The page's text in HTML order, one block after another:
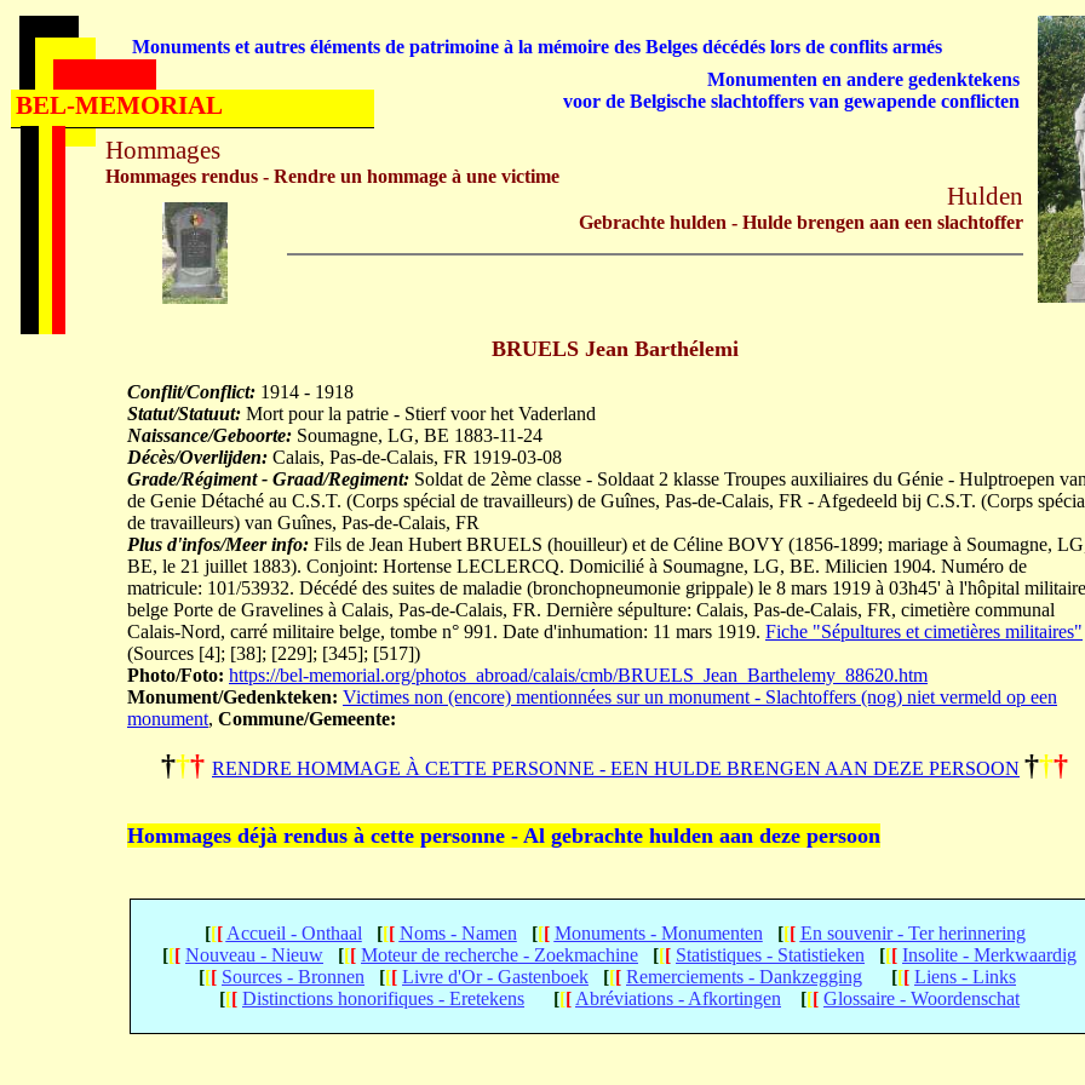
BRUELS Jean Barthélemi
Conflit/Conflict: 1914 - 1918
Statut/Statuut: Mort pour la patrie - Stierf voor het Vaderland
Naissance/Geboorte: Soumagne, LG, BE 1883-11-24
Décès/Overlijden: Calais, Pas-de-Calais, FR 1919-03-08
Grade/Régiment - Graad/Regiment: Soldat de 2ème classe - Soldaat 2 klasse Troupes auxiliaires du Génie - Hulptroepen
de Genie Détaché au C.S.T. (Corps spécial de travailleurs) de Guînes, Pas-de-Calais, FR - Afgedeeld bij C.S.T. (Corps
de travailleurs) van Guînes, Pas-de-Calais, FR
Plus d'infos/Meer info: Fils de Jean Hubert BRUELS (houilleur) et de Céline BOVY (1856-1899; mariage à Soumagne,
BE, le 21 juillet 1883). Conjoint: Hortense LECLERCQ. Domicilié à Soumagne, LG, BE. Milicien 1904. Numéro de
matricule: 101/53932. Décédé des suites de maladie (bronchopneumonie grippale) le 8 mars 1919 à 03h45' à l'hôpital militaire
belge Porte de Gravelines à Calais, Pas-de-Calais, FR. Dernière sépulture: Calais, Pas-de-Calais, FR, cimetière communal
Calais-Nord, carré militaire belge, tombe n° 991. Date d'inhumation: 11 mars 1919. Fiche "Sépultures et cimetières militaires"
(Sources [4]; [38]; [229]; [345]; [517])
Photo/Foto: https://bel-memorial.org/photos_abroad/calais/cmb/BRUELS_Jean_Barthelemy_88620.htm
Monument/Gedenkteken: Victimes non (encore) mentionnées sur un monument - Slachtoffers (nog) niet vermeld op een
monument, Commune/Gemeente:
††† RENDRE HOMMAGE À CETTE PERSONNE - EEN HULDE BRENGEN AAN DEZE PERSOON †††
Hommages déjà rendus à cette personne - Al gebrachte hulden aan deze persoon
[[[ Accueil - Onthaal [[[ Noms - Namen [[[ Monuments - Monumenten [[[ En souvenir - Ter herinnering
[[[ Nouveau - Nieuw [[[ Moteur de recherche - Zoekmachine [[[ Statistiques - Statistieken [[[ Insolite - Merkwaardig
[[[ Sources - Bronnen [[[ Livre d'Or - Gastenboek [[[ Remerciements - Dankzegging [[[ Liens - Links
[[[ Distinctions honorifiques - Eretekens [[[ Abréviations - Afkortingen [[[ Glossaire - Woordenschat
Hommages
Hommages rendus - Rendre un hommage à une victime
Hulden
Gebrachte hulden - Hulde brengen aan een slachtoffer
Monuments et autres éléments de patrimoine à la mémoire des Belges décédés lors de conflits armés
Monumenten en andere gedenktekens
voor de Belgische slachtoffers van gewapende conflicten
BEL-MEMORIAL